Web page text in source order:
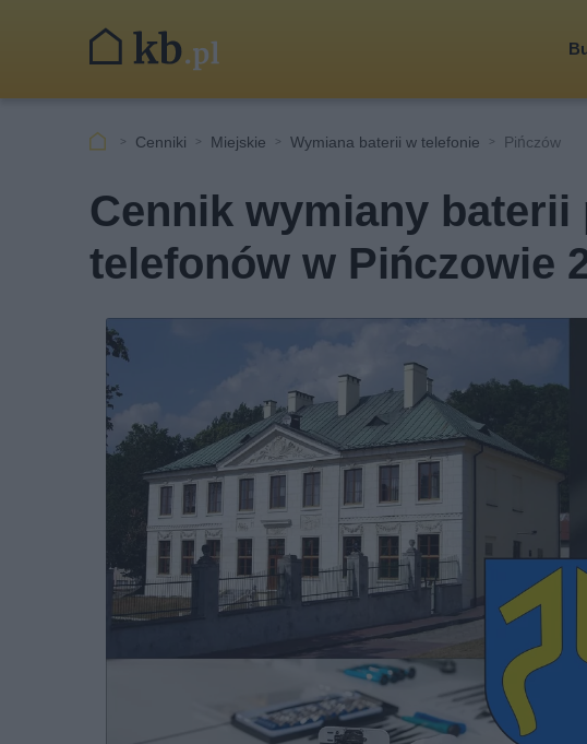
Cenniki Miejskie Wymiana baterii w telefonie Pińczów
Cennik wymiany baterii
telefonów w Pińczowie